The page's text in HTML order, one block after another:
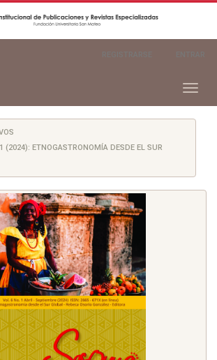
Toggle
(2024): ETNOGASTRONOMÍA DESDE EL SUR